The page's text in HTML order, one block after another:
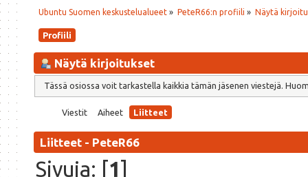
Ubuntu Suomen keskustelualueet » PeteR66:n profiili » Näytä
Profiili
Näytä kirjoitukset
Tässä osiossa voit tarkastella kaikkia tämän jäsenen viestejä.
Viestit Aiheet Liitteet
Liitteet - PeteR66
Sivuja: [1]